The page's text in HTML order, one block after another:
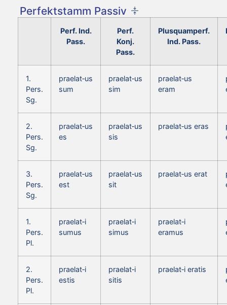
Perfektstamm Passiv
Perf. Ind.
Pass.
Perf.
Konj.
Pass.
Plusquamperf.
Ind. Pass.
1.
Pers.
Sg.
praelat‑us
sum
praelat‑us
sim
praelat‑us
eram
2.
Pers.
Sg.
praelat‑us
es
praelat‑us
sis
praelat‑us eras
3.
Pers.
Sg.
praelat‑us
est
praelat‑us
sit
praelat‑us erat
1.
Pers.
Pl.
praelat‑i
sumus
praelat‑i
simus
praelat‑i
eramus
2.
Pers.
Pl.
praelat‑i
estis
praelat‑i
sitis
praelat‑i eratis